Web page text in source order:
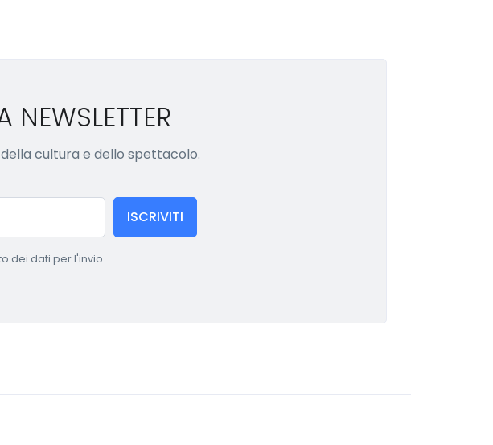
NEWSLETTER
cultura e dello spettacolo.
ISCRIVITI
dei dati per l'invio